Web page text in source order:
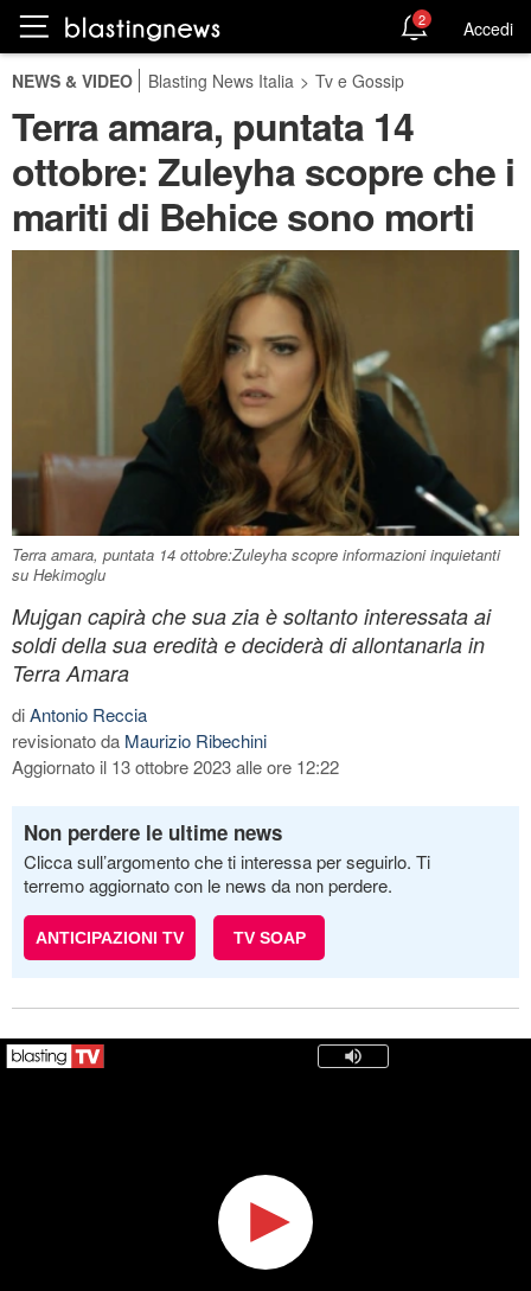
2 Accedi
NEWS & VIDEO Blasting News Italia > Tv e Gossip
Terra amara, puntata 14
ottobre: Zuleyha scopre che i
mariti di Behice sono morti
Terra amara, puntata 14 ottobre:Zuleyha scopre informazioni inquietanti
su Hekimoglu
Mujgan capirà che sua zia è soltanto interessata ai
soldi della sua eredità e deciderà di allontanarla in
Terra Amara
diAntonio Reccia
revisionato da Maurizio Ribechini
Aggiornato il 13 ottobre 2023 alle ore 12:22
Non perdere le ultime news
Clicca sull’argomento che ti interessa per seguirlo. Ti
terremo aggiornato con le news da non perdere.
ANTICIPAZIONI TV TV SOAP